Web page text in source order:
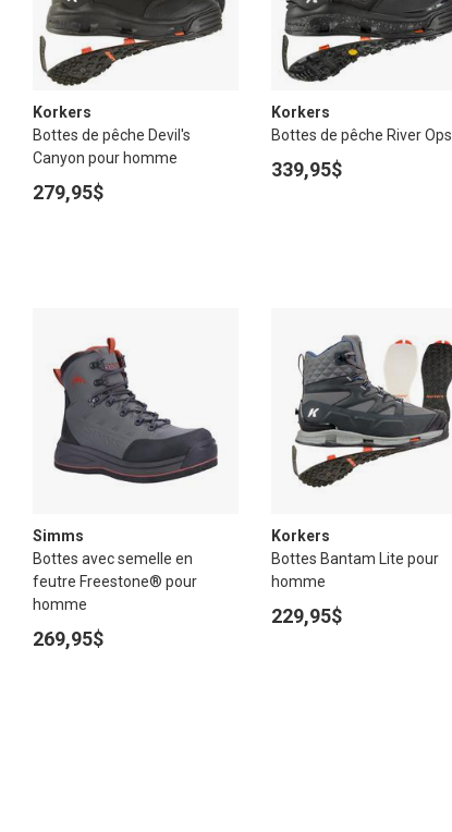
Korkers
Bottes de pêche Devil's
Canyon pour homme
279,95$
Korkers
Bottes de pêche River Ops
339,95$
Simms
Bottes avec semelle en
feutre Freestone® pour
homme
269,95$
Korkers
Bottes Bantam Lite pour
homme
229,95$